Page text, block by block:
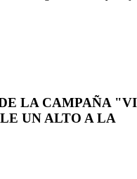
LA CAMPAÑA
UN ALTO A LA